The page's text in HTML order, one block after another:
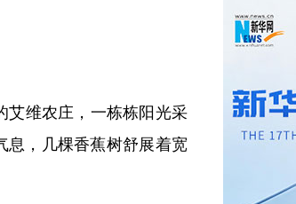
维农庄，一栋栋阳光采
息，几棵香蕉树舒展着宽